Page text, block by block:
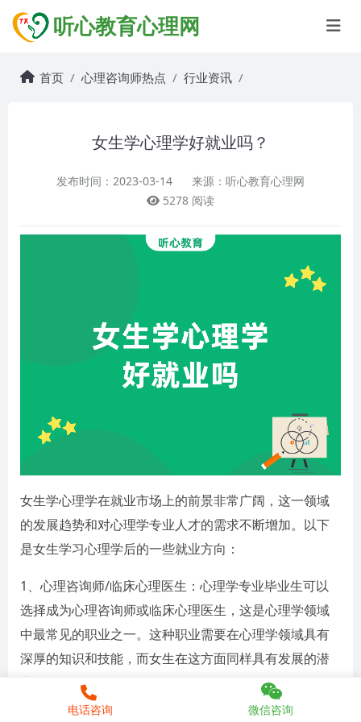
听心教育心理网
首页 心理咨询师热点 行业资讯
女生学心理学好就业吗？
发布时间：2023-03-14
来源：听心教育心理网
5278 阅读
女生学心理学在就业市场上的前景非常广阔，这一领域
的发展趋势和对心理学专业人才的需求不断增加。以下
是女生学习心理学后的一些就业方向：
1、心理咨询师/临床心理医生：心理学专业毕业生可以
选择成为心理咨询师或临床心理医生，这是心理学领域
中最常见的职业之一。这种职业需要在心理学领域具有
深厚的知识和技能，而女生在这方面同样具有发展的潜
力。
电话咨询 微信咨询